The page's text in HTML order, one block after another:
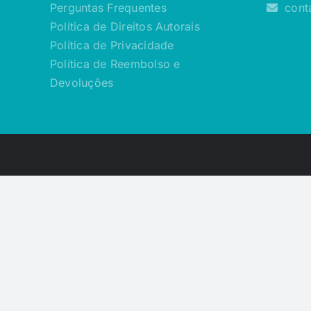
Perguntas Frequentes
Política de Direitos Autorais
Política de Privacidade
Política de Reembolso e
Devoluções